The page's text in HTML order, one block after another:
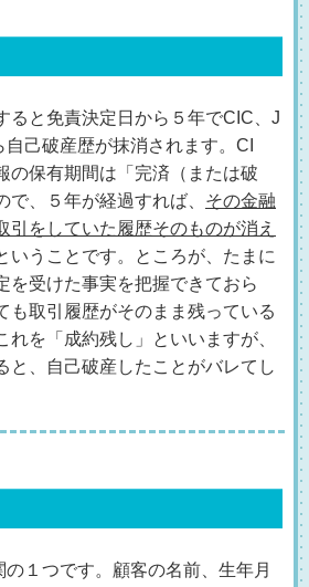
ると免責決定日から５年でCIC、J
自己破産歴が抹消されます。CI
の保有期間は「完済（または破
で、５年が経過すれば、 その金融
引をしていた履歴そのものが消え
いうことです。ところが、たまに
を受けた事実を把握できておら
も取引履歴がそのまま残っている
れを「成約残し」といいますが、
と、自己破産したことがバレてし
１つです。顧客の名前、生年月